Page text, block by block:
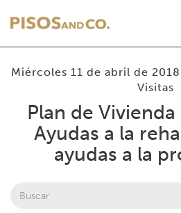
Miércoles 11 de abril de 2018
Visitas
Plan de
Ayudas a la
ayudas a la